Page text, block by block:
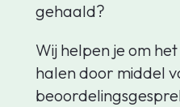
gehaald?
Wij helpen je om
halen door middel